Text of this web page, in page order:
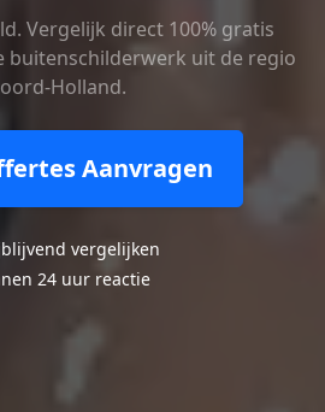
Vergelijk direct 100% gratis
buitenschilderwerk uit de regio
Holland.
Aanvragen
vergelijken
24 uur reactie